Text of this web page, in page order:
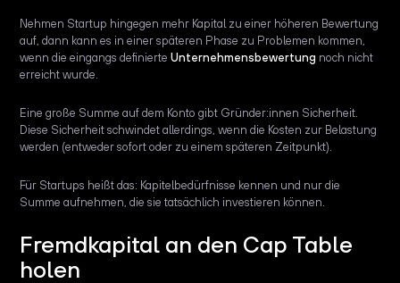
Nehmen Startup hingegen mehr Kapital zu einer höheren Bewertung
auf, dann kann es in einer späteren Phase zu Problemen kommen,
wenn die eingangs definierteUnternehmensbewertung noch nicht
erreicht wurde.
Eine große Summe auf dem Konto gibt Gründer:innen Sicherheit.
Diese Sicherheit schwindet allerdings, wenn die Kosten zur Belastung
werden (entweder sofort oder zu einem späteren Zeitpunkt).
Für Startups heißt das: Kapitelbedürfnisse kennen und nur die
Summe aufnehmen, die sie tatsächlich investieren können.
Fremdkapital an den Cap Table
holen